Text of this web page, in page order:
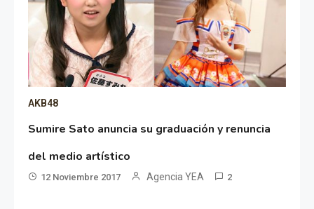
AKB48
Sumire Sato anuncia su graduación y renuncia
del medio artístico
12 Noviembre 2017 Agencia YEA 2